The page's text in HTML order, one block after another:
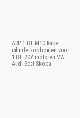
ARP 1.8T M10 Race
cilinderkopbouten voor
1.8T 20V motoren VW
Audi Seat Skoda